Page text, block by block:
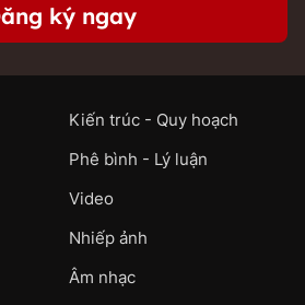
ký ngay
Kiến trúc - Quy hoạch
Phê bình - Lý luận
Video
Nhiếp ảnh
Âm nhạc